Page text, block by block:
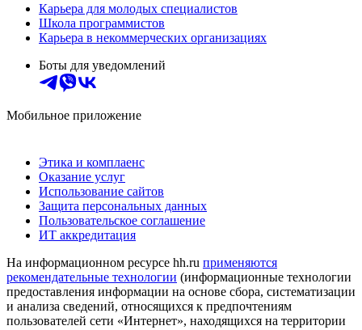
Карьера для молодых специалистов
Школа программистов
Карьера в некоммерческих организациях
Боты для уведомлений
Мобильное приложение
Этика и комплаенс
Оказание услуг
Использование сайтов
Защита персональных данных
Пользовательское соглашение
ИТ аккредитация
На информационном ресурсе hh.ru применяются
рекомендательные технологии (информационные технологии
предоставления информации на основе сбора, систематизации
и анализа сведений, относящихся к предпочтениям
пользователей сети «Интернет», находящихся на территории